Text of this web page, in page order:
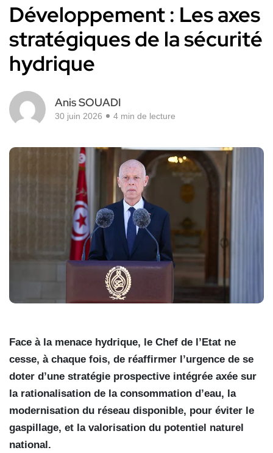
Développement : Les axes
stratégiques de la sécurité
hydrique
Anis SOUADI
30 juin 2026 4 min de lecture
Face à la menace hydrique, le Chef de l’Etat ne
cesse, à chaque fois, de réaffirmer l’urgence de se
doter d’une stratégie prospective intégrée axée sur
la rationalisation de la consommation d’eau, la
modernisation du réseau disponible, pour éviter le
gaspillage, et la valorisation du potentiel naturel
national.